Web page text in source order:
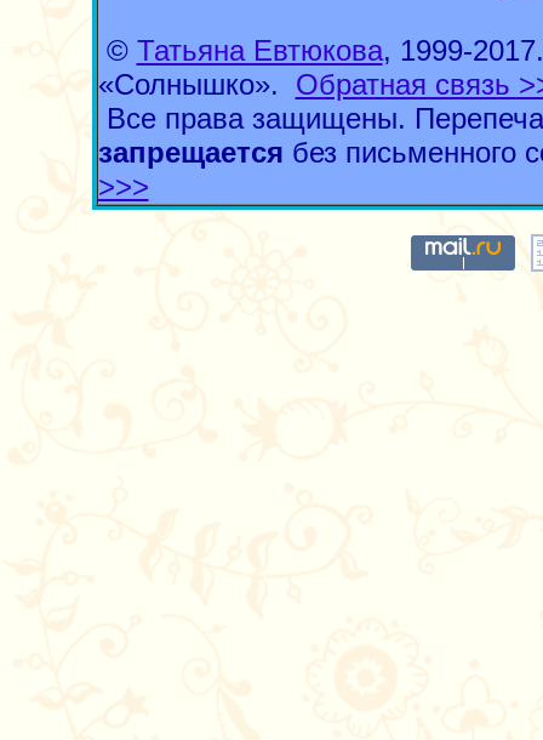
© Татьяна Евтюкова, 1999-
«Солнышко». Обратная связь
Все права защищены.
запрещается без письменного
>>>